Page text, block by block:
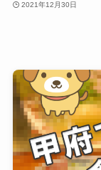
2021年12月30日